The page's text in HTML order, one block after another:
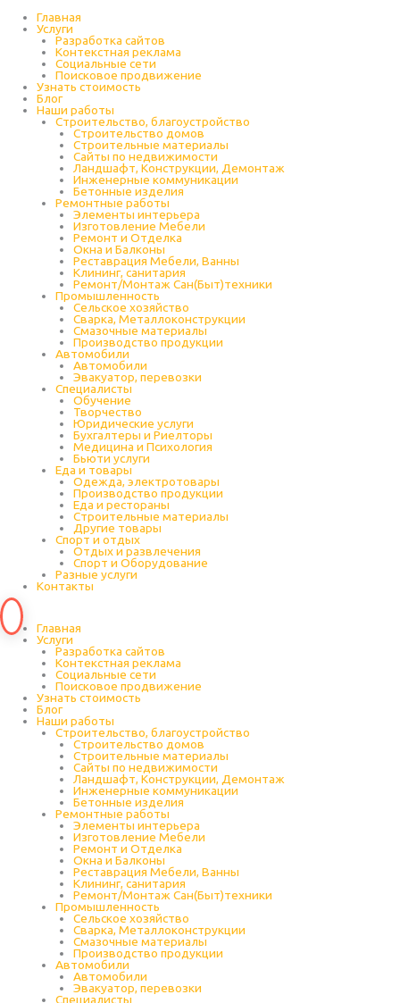
содержимому
Главная
Услуги
Разработка сайтов
Контекстная реклама
Социальные сети
Поисковое продвижение
Узнать стоимость
Блог
Наши работы
Строительство, благоустройство
Строительство домов
Строительные материалы
Сайты по недвижимости
Ландшафт, Конструкции, Демонтаж
Инженерные коммуникации
Бетонные изделия
Ремонтные работы
Элементы интерьера
Изготовление Мебели
Ремонт и Отделка
Окна и Балконы
Реставрация Мебели, Ванны
Клининг, санитария
Ремонт/Монтаж Сан(Быт)техники
Промышленность
Cельское хозяйство
Сварка, Металлоконструкции
Cмазочные материалы
Производство продукции
Автомобили
Автомобили
Эвакуатор, перевозки
Специалисты
Обучение
Творчество
Юридические услуги
Бухгалтеры и Риелторы
Медицина и Психология
Бьюти услуги
Еда и товары
Одежда, электротовары
Производство продукции
Еда и рестораны
Строительные материалы
Другие товары
Спорт и отдых
Отдых и развлечения
Спорт и Оборудование
Разные услуги
Контакты
Главная
Услуги
Разработка сайтов
Контекстная реклама
Социальные сети
Поисковое продвижение
Узнать стоимость
Блог
Наши работы
Строительство, благоустройство
Строительство домов
Строительные материалы
Сайты по недвижимости
Ландшафт, Конструкции, Демонтаж
Инженерные коммуникации
Бетонные изделия
Ремонтные работы
Элементы интерьера
Изготовление Мебели
Ремонт и Отделка
Окна и Балконы
Реставрация Мебели, Ванны
Клининг, санитария
Ремонт/Монтаж Сан(Быт)техники
Промышленность
Cельское хозяйство
Сварка, Металлоконструкции
Cмазочные материалы
Производство продукции
Автомобили
Автомобили
Эвакуатор, перевозки
Специалисты